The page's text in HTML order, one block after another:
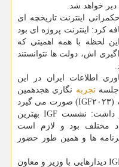
خواهد شد.
اینترنت تاریخچه ای
کرد: اینترنت پروژه ای بود
لحظه با همه اهمیتی که
اش، دولت ها نتوانستند
اطلاعات ایران در این
جلسهتجربه نگاری هجدهمین
نشست سالانه مجمع حکمرانی اینترنت (IGF۲۰۲۳) صورت می گیرد
و گفتمان ها بررسی می شود اظهار داشت: نشست IGF بهترین
مختلف بود و لازم است
ها و همین طور حضور
وی ضمن اشاره به این که در اجلاس IGF دیدارهایی با وزیر و معاون